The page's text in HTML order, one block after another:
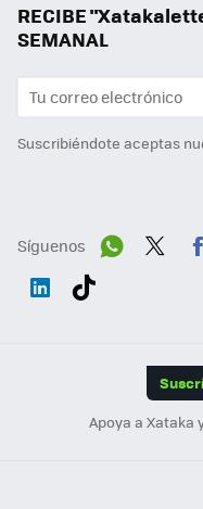
RECIBE
SEMANAL
Suscribiéndote aceptas
Síguenos
Apoya a Xataka